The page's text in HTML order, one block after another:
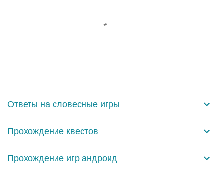
Ответы на словесные игры
Прохождение квестов
Прохождение игр андроид